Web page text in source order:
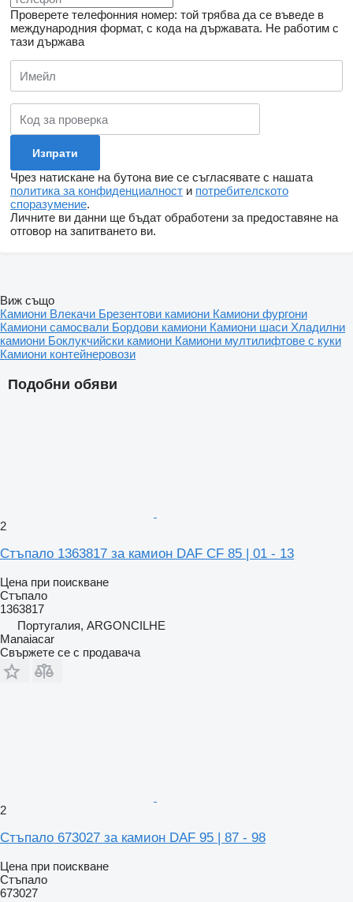
Проверете телефонния номер: той трябва да се въведе в
международния формат, с кода на държавата. Не работим с
тази държава
Чрез натискане на бутона вие се съгласявате с нашата
политика за конфиденциалност и потребителското
споразумение.
Личните ви данни ще бъдат обработени за предоставяне на
отговор на запитването ви.
Подобни обяви
2
Стъпало 1363817 за камион DAF CF 85 | 01 - 13
Цена при поискване
Стъпало
1363817
Португалия, ARGONCILHE
Manaiacar
Свържете се с продавача
2
Стъпало 673027 за камион DAF 95 | 87 - 98
Цена при поискване
Стъпало
673027
Виж също
Камиони Влекачи Брезентови камиони Камиони фургони
Камиони самосвали Бордови камиони Камиони шаси Хладилни
камиони Боклукчийски камиони Камиони мултилифтове с куки
Камиони контейнеровози